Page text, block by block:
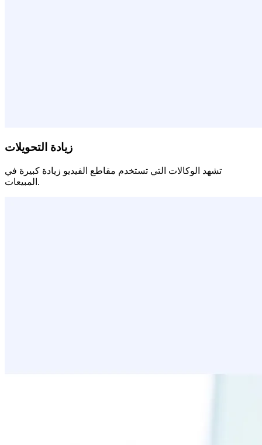
زيادة التحويلات
تشهد الوكالات التي تستخدم مقاطع الفيديو زيادة كبيرة في
المبيعات.